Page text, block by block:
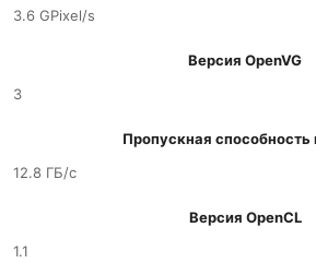
3.6 GPixel/s
Версия OpenVG
3
Пропускная способность
12.8 ГБ/с
Версия OpenCL
1.1